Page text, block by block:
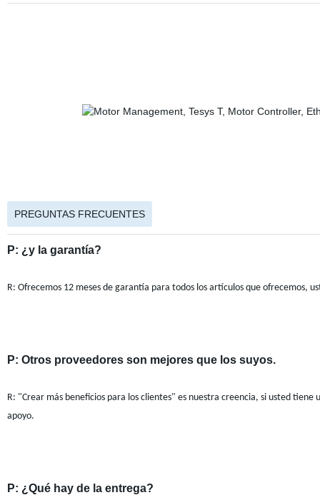
PREGUNTAS FRECUENTES
P: ¿y la garantía?
R: Ofrecemos 12 meses de garantía para todos los artículos que ofrecemos,
P: Otros proveedores son mejores que los suyos.
R: "Crear más beneficios para los clientes" es nuestra creencia, si usted
apoyo.
P: ¿Qué hay de la entrega?